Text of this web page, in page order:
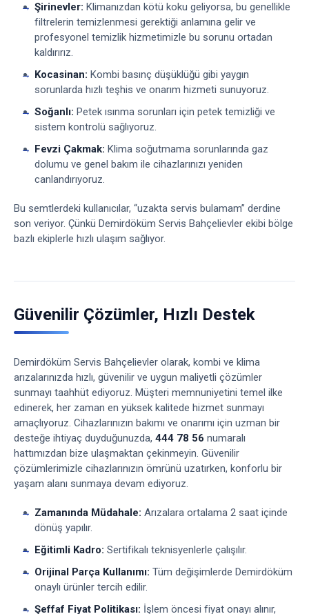
Şirinevler: Klimanızdan kötü koku geliyorsa, bu genellikle
filtrelerin temizlenmesi gerektiği anlamına gelir ve
profesyonel temizlik hizmetimizle bu sorunu ortadan
kaldırırız.
Kocasinan: Kombi basınç düşüklüğü gibi yaygın
sorunlarda hızlı teşhis ve onarım hizmeti sunuyoruz.
Soğanlı: Petek ısınma sorunları için petek temizliği ve
sistem kontrolü sağlıyoruz.
Fevzi Çakmak: Klima soğutmama sorunlarında gaz
dolumu ve genel bakım ile cihazlarınızı yeniden
canlandırıyoruz.
Bu semtlerdeki kullanıcılar, “uzakta servis bulamam” derdine
son veriyor. Çünkü Demirdöküm Servis Bahçelievler ekibi bölge
bazlı ekiplerle hızlı ulaşım sağlıyor.
Güvenilir Çözümler, Hızlı Destek
Demirdöküm Servis Bahçelievler olarak, kombi ve klima
arızalarınızda hızlı, güvenilir ve uygun maliyetli çözümler
sunmayı taahhüt ediyoruz. Müşteri memnuniyetini temel ilke
edinerek, her zaman en yüksek kalitede hizmet sunmayı
amaçlıyoruz. Cihazlarınızın bakımı ve onarımı için uzman bir
desteğe ihtiyaç duyduğunuzda, 444 78 56 numaralı
hattımızdan bize ulaşmaktan çekinmeyin. Güvenilir
çözümlerimizle cihazlarınızın ömrünü uzatırken, konforlu bir
yaşam alanı sunmaya devam ediyoruz.
Zamanında Müdahale: Arızalara ortalama 2 saat içinde
dönüş yapılır.
Eğitimli Kadro: Sertifikalı teknisyenlerle çalışılır.
Orijinal Parça Kullanımı: Tüm değişimlerde Demirdöküm
onaylı ürünler tercih edilir.
Şeffaf Fiyat Politikası: İşlem öncesi fiyat onayı alınır,